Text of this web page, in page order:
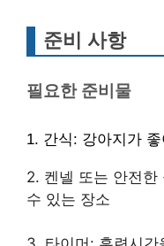
준비 사항
필요한 준비물
1. 간식: 강아지가
2. 켄넬 또는 안전한
수 있는 장소